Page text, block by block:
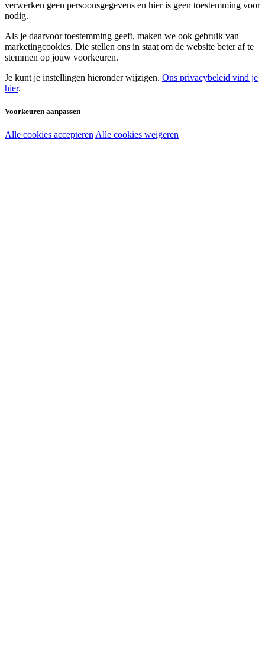
verwerken geen persoonsgegevens en hier is geen toestemming voor
nodig.
Als je daarvoor toestemming geeft, maken we ook gebruik van
marketingcookies. Die stellen ons in staat om de website beter af te
stemmen op jouw voorkeuren.
Je kunt je instellingen hieronder wijzigen. Ons privacybeleid vind je
hier.
Voorkeuren aanpassen
Noodzakelijke cookies:
Alle cookies accepteren Alle cookies weigeren